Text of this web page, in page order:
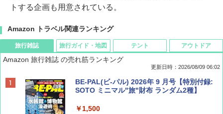
トする企画も用意されている。
Amazon トラベル関連ランキング
旅行雑誌
Amazon 旅行雑誌 の売れ筋ランキング
更新日時：2026/08/09 06:02
BE-PAL(ビ-パル) 2026年 9 月号【特別付録:
SOTO ミニマル"旅"財布 ランダム2種】
￥1,500
旅行ガイド・地図 テント アウトドア